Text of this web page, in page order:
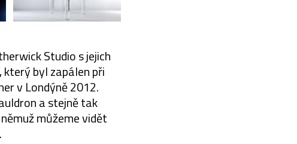
Studio s jejich
který byl zapálen při
v Londýně 2012.
a stejně tak
můžeme vidět